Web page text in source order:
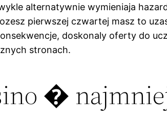
alternatywnie wymieniaja
pierwszej czwartej masz to
doskonaly oferty do
stronach.
�